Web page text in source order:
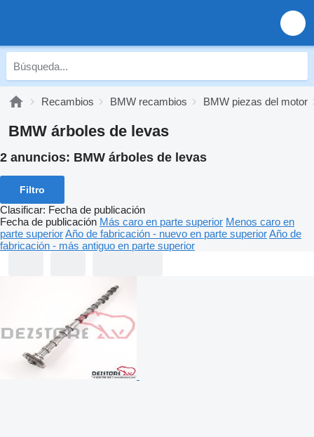
Recambios BMW recambios BMW piezas del motor
BMW árboles de levas
2 anuncios: BMW árboles de levas
Filtro
Clasificar: Fecha de publicación
Fecha de publicación Más caro en parte superior Menos caro en
parte superiorAño de fabricación - nuevo en parte superiorAño de
fabricación - más antiguo en parte superior